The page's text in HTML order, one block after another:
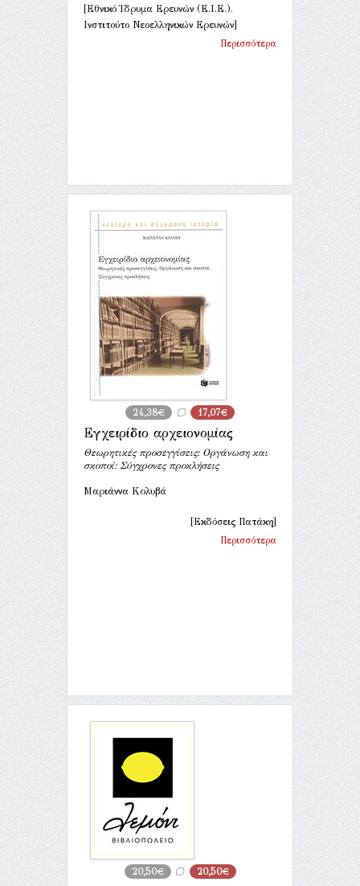
[Εθνικό Ίδρυμα Ερευνών (Ε.Ι.Ε.).
Ινστιτούτο Νεοελληνικών Ερευνών]
Περισσότερα
24,38€ 17,07€
Εγχειρίδιο αρχειονομίας
Θεωρητικές προσεγγίσεις: Οργάνωση και
σκοποί: Σύγχρονες προκλήσεις
Μαριάννα Κολυβά
[Εκδόσεις Πατάκη]
Περισσότερα
20,50€ 20,50€